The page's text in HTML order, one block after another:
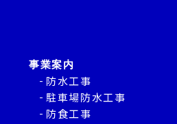
事業案内
防水工事
駐車場防水工事
防食工事